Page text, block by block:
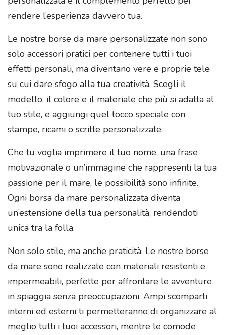
rendere l’esperienza davvero tua.
Le nostre borse da mare personalizzate non sono
solo accessori pratici per contenere tutti i tuoi
effetti personali, ma diventano vere e proprie tele
su cui dare sfogo alla tua creatività. Scegli il
modello, il colore e il materiale che più si adatta al
tuo stile, e aggiungi quel tocco speciale con
stampe, ricami o scritte personalizzate.
Che tu voglia imprimere il tuo nome, una frase
motivazionale o un’immagine che rappresenti la tua
passione per il mare, le possibilità sono infinite.
Ogni borsa da mare personalizzata diventa
un’estensione della tua personalità, rendendoti
unica tra la folla.
Non solo stile, ma anche praticità. Le nostre borse
da mare sono realizzate con materiali resistenti e
impermeabili, perfette per affrontare le avventure
in spiaggia senza preoccupazioni. Ampi scomparti
interni ed esterni ti permetteranno di organizzare al
meglio tutti i tuoi accessori, mentre le comode